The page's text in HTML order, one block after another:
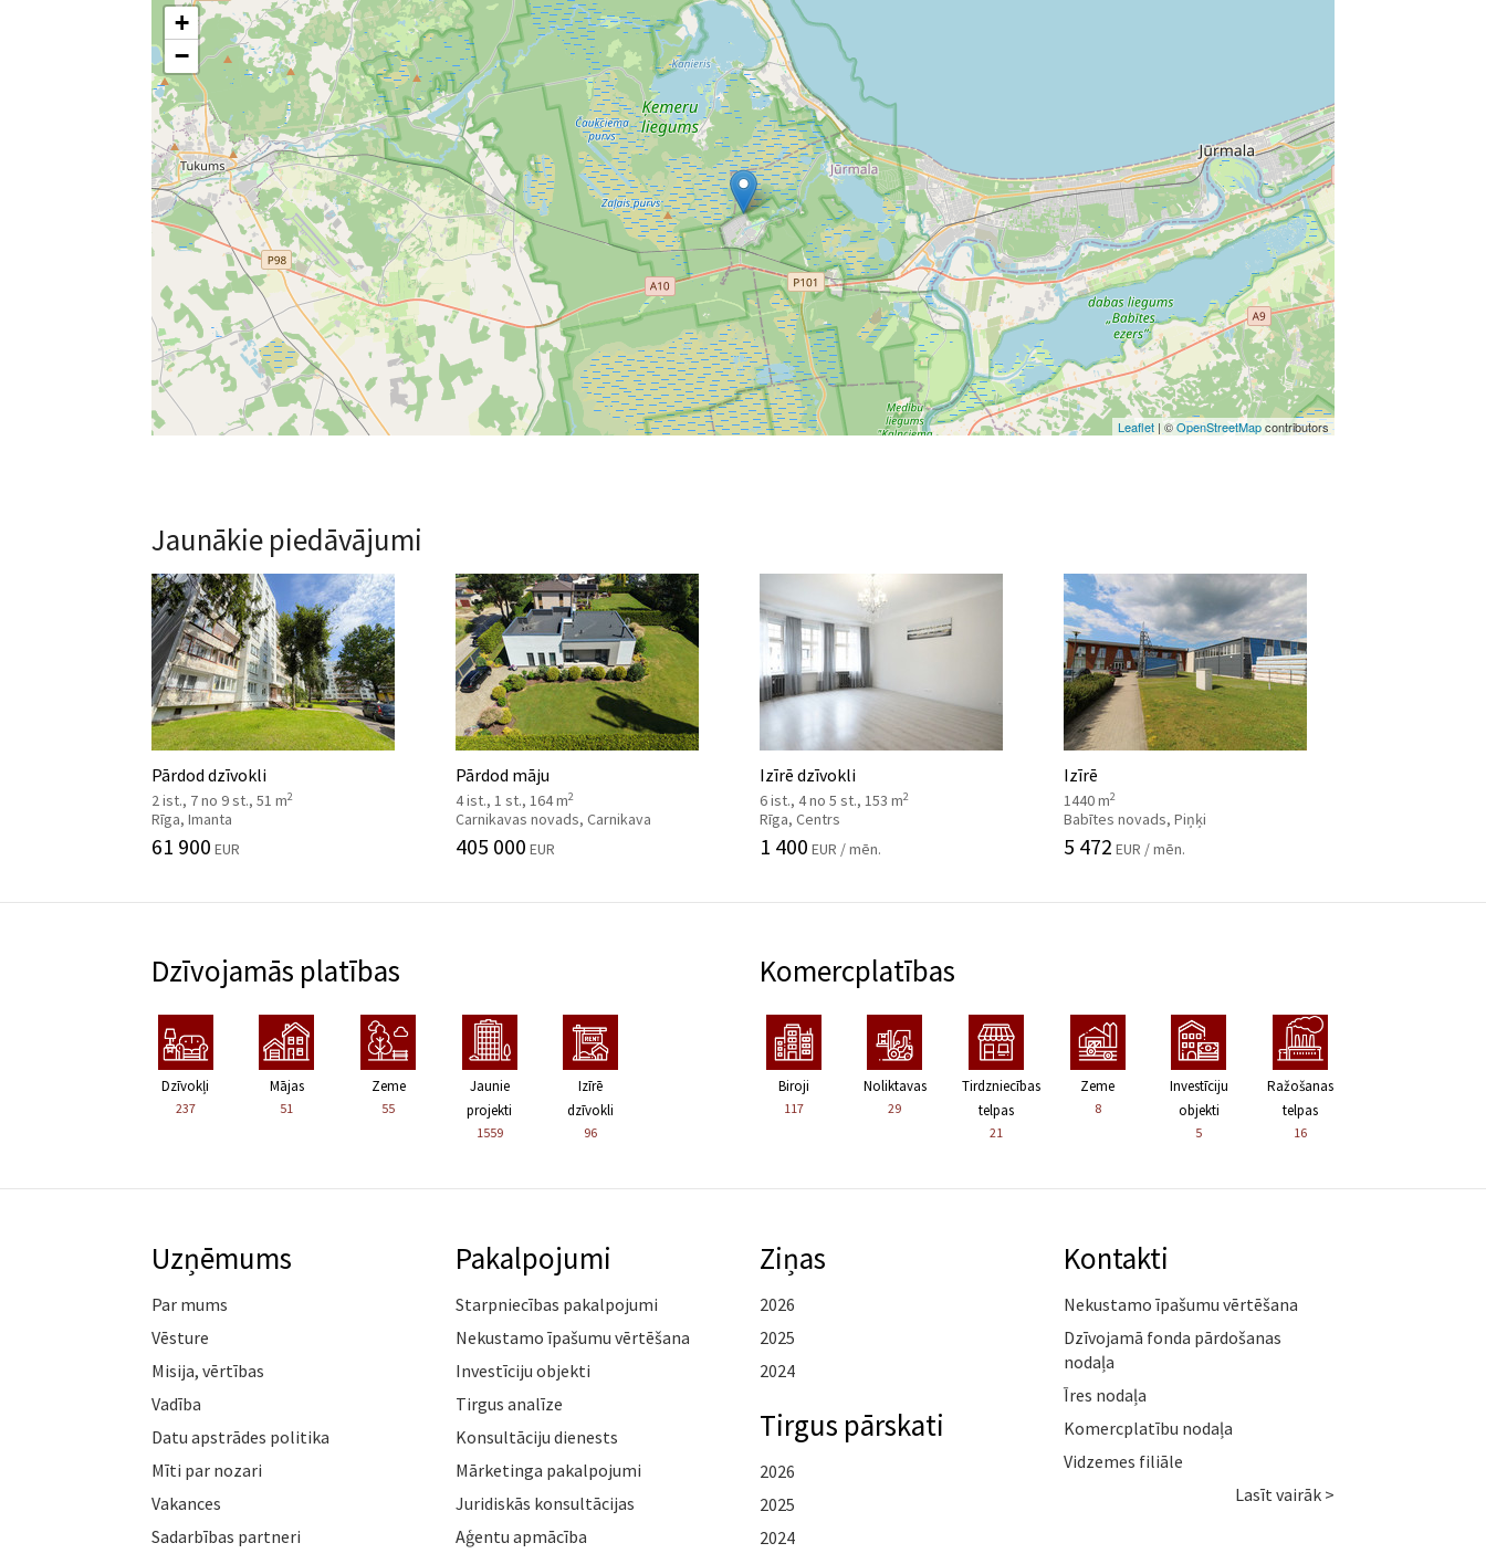
+
−
Leaflet | ©OpenStreetMapcontributors
Jaunākie piedāvājumi
Pārdod dzīvokli
2 ist., 7 no 9 st., 51 m2
Rīga, Imanta
61 900 EUR
Pārdod māju
4 ist., 1 st., 164 m2
Carnikavas novads, Carnikava
405 000 EUR
Izīrē dzīvokli
6 ist., 4 no 5 st., 153 m2
Rīga, Centrs
1 400 EUR / mēn.
Izīrē
1440 m2
Babītes novads, Piņķi
5 472 EUR / mēn.
Dzīvojamās platības
Dzīvokļi
237
Mājas
51
Zeme
55
Jaunie
projekti
1559
Izīrē
dzīvokli
96
Komercplatības
Biroji
117
Noliktavas
29
Tirdzniecības
telpas
21
Zeme
8
Investīciju
objekti
5
Ražošanas
telpas
16
Uzņēmums
Par mums
Vēsture
Misija, vērtības
Vadība
Datu apstrādes politika
Mīti par nozari
Vakances
Sadarbības partneri
Pakalpojumi
Starpniecības pakalpojumi
Nekustamo īpašumu vērtēšana
Investīciju objekti
Tirgus analīze
Konsultāciju dienests
Mārketinga pakalpojumi
Juridiskās konsultācijas
Aģentu apmācība
Ziņas
2026
2025
2024
Tirgus pārskati
2026
2025
2024
Kontakti
Nekustamo īpašumu vērtēšana
Dzīvojamā fonda pārdošanas
nodaļa
Īres nodaļa
Komercplatību nodaļa
Vidzemes filiāle
Lasīt vairāk >